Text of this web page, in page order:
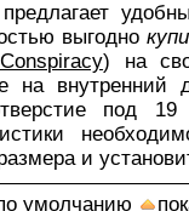
выгодно
) на
на внутренний
под
и
умолчанию